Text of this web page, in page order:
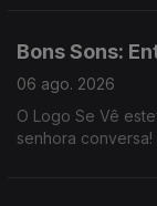
Bons Sons:
06 ago. 2026
O Logo Se Vê
senhora